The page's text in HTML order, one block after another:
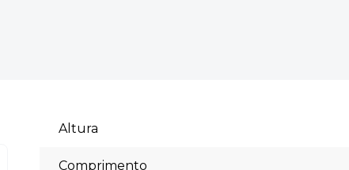
Altura
Comprimento